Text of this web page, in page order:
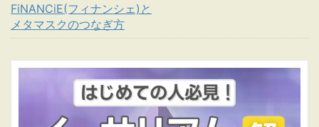
FiNANCiE(フィナンシェ)と
メタマスクのつなぎ方